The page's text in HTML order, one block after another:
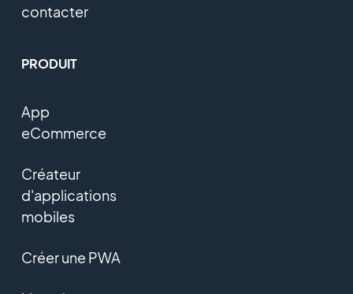
contacter
PRODUIT
App
eCommerce
Créateur
d'applications
mobiles
Créer une PWA